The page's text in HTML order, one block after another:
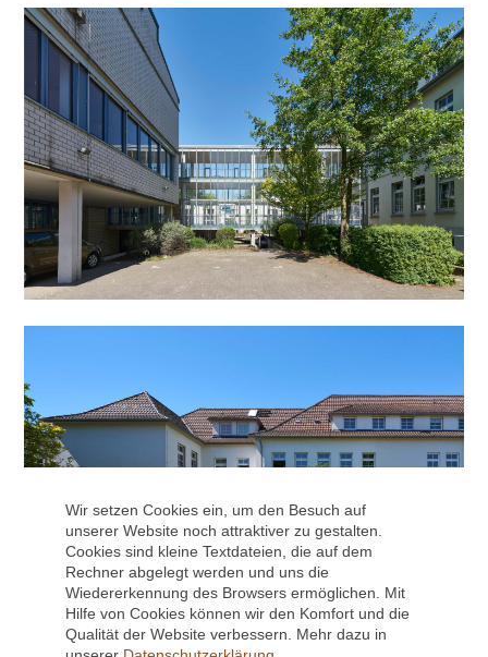
Wir setzen Cookies ein, um den Besuch auf
unserer Website noch attraktiver zu gestalten.
Cookies sind kleine Textdateien, die auf dem
Rechner abgelegt werden und uns die
Wiedererkennung des Browsers ermöglichen. Mit
Hilfe von Cookies können wir den Komfort und die
Qualität der Website verbessern. Mehr dazu in